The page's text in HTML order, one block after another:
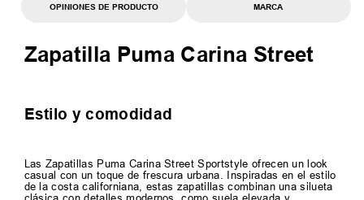
OPINIONES DE PRODUCTO MARCA
Zapatilla Puma Carina Street
Estilo y comodidad
Las Zapatillas Puma Carina Street Sportstyle ofrecen un look
casual con un toque de frescura urbana. Inspiradas en el estilo
de la costa californiana, estas zapatillas combinan una silueta